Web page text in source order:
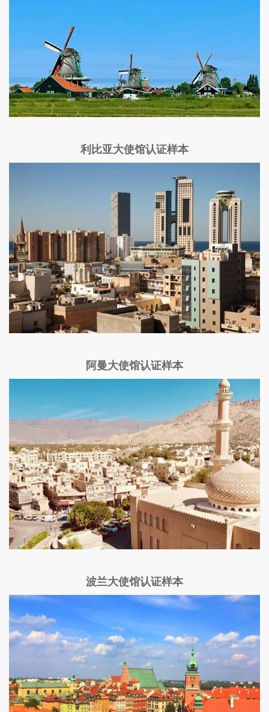
利比亚大使馆认证样本
阿曼大使馆认证样本
波兰大使馆认证样本